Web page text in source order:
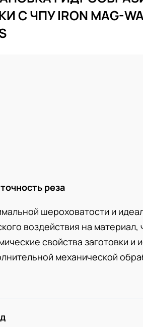
С ЧПУ IRON MAG-
реза
шероховатости и
воздействия на материал,
свойства заготовки и
механической